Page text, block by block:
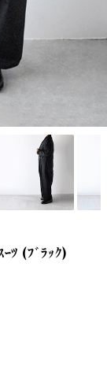
ﾂ (ﾌﾞﾗｯｸ)